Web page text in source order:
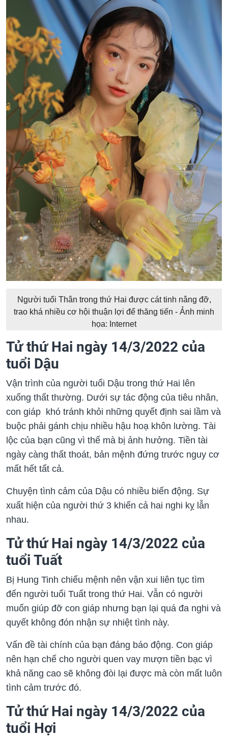
Người tuổi Thân trong thứ Hai được cát tinh nâng đỡ,
trao khá nhiều cơ hội thuận lợi để thăng tiến - Ảnh minh
họa: Internet
Tử thứ Hai ngày 14/3/2022 của
tuổi Dậu
Vận trình của người tuổi Dậu trong thứ Hai lên
xuống thất thường. Dưới sự tác động của tiêu nhân,
con giáp khó tránh khỏi những quyết định sai lầm và
buộc phải gánh chịu nhiều hậu hoạ khôn lường. Tài
lộc của bạn cũng vì thế mà bị ảnh hưởng. Tiền tài
ngày càng thất thoát, bản mệnh đứng trước nguy cơ
mất hết tất cả.
Chuyện tình cảm của Dậu có nhiều biến động. Sự
xuất hiện của người thứ 3 khiến cả hai nghi kỵ lẫn
nhau.
Tử thứ Hai ngày 14/3/2022 của
tuổi Tuất
Bị Hung Tinh chiếu mệnh nên vận xui liên tục tìm
đến người tuổi Tuất trong thứ Hai. Vẫn có người
muốn giúp đỡ con giáp nhưng bạn lại quá đa nghi và
quyết không đón nhận sự nhiệt tình này.
Vấn đề tài chính của bạn đáng báo động. Con giáp
nên hạn chế cho người quen vay mượn tiền bạc vì
khả năng cao sẽ không đòi lại được mà còn mất luôn
tình cảm trước đó.
Tử thứ Hai ngày 14/3/2022 của
tuổi Hợi